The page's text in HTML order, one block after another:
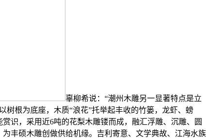
辜柳希说：“潮州木雕另一显著特点是立
树根为底座，木质“浪花”托举起丰收的竹篓，龙虾、螃
识，采用近6吨的花梨木雕镂而成，融汇浮雕、沉雕、圆
丰硕木雕创做供给机缘。吉利寄意、文学典故、江海水族